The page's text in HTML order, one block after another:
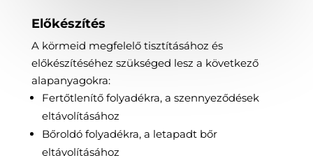
Előkészítés
A körmeid megfelelő tisztításához és
előkészítéséhez szükséged lesz a következő
alapanyagokra:
Fertőtlenítő folyadékra, a szennyeződések
eltávolításához
Bőroldó folyadékra, a letapadt bőr
eltávolításához